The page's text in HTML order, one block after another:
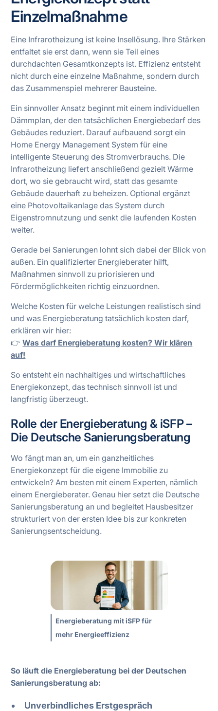
Einzelmaßnahme
Eine Infrarotheizung ist keine Insellösung. Ihre Stärken
entfaltet sie erst dann, wenn sie Teil eines
durchdachten Gesamtkonzepts ist. Effizienz entsteht
nicht durch eine einzelne Maßnahme, sondern durch
das Zusammenspiel mehrerer Bausteine.
Ein sinnvoller Ansatz beginnt mit einem individuellen
Dämmplan, der den tatsächlichen Energiebedarf des
Gebäudes reduziert. Darauf aufbauend sorgt ein
Home Energy Management System für eine
intelligente Steuerung des Stromverbrauchs. Die
Infrarotheizung liefert anschließend gezielt Wärme
dort, wo sie gebraucht wird, statt das gesamte
Gebäude dauerhaft zu beheizen. Optional ergänzt
eine Photovoltaikanlage das System durch
Eigenstromnutzung und senkt die laufenden Kosten
weiter.
Gerade bei Sanierungen lohnt sich dabei der Blick von
außen. Ein qualifizierter Energieberater hilft,
Maßnahmen sinnvoll zu priorisieren und
Fördermöglichkeiten richtig einzuordnen.
Welche Kosten für welche Leistungen realistisch sind
und was Energieberatung tatsächlich kosten darf,
erklären wir hier:
👉Was darf Energieberatung kosten? Wir klären
auf!
So entsteht ein nachhaltiges und wirtschaftliches
Energiekonzept, das technisch sinnvoll ist und
langfristig überzeugt.
Rolle der Energieberatung & iSFP –
Die Deutsche Sanierungsberatung
Wo fängt man an, um ein ganzheitliches
Energiekonzept für die eigene Immobilie zu
entwickeln? Am besten mit einem Experten, nämlich
einem Energieberater. Genau hier setzt die Deutsche
Sanierungsberatung an und begleitet Hausbesitzer
strukturiert von der ersten Idee bis zur konkreten
Sanierungsentscheidung.
Energieberatung mit iSFP für
mehr Energieeffizienz
So läuft die Energieberatung bei der Deutschen
Sanierungsberatung ab:
Unverbindliches Erstgespräch